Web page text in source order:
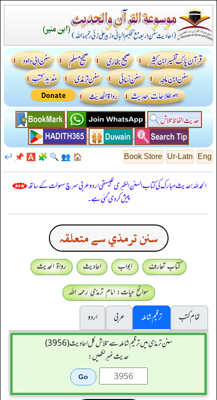
Eng
Ur-Latn
Book Store
🏠
👥
🔍
🧩
🅰️
📌
↩️
الحمدللہ! حدیث مبارک کی کتاب السنن الكبرى للبيهقي اردو عربی سرچ سہولت کے ساتھ
پیش کر دی گئی ہے۔
سنن ترمذي سے متعلقہ
کتاب تعارف ابواب احادیث
رواۃ الحدیث
سوانح حیات: امام ترمذی رحمہ اللہ
تمام کتب
ترقیم شاملہ عربی
اردو
سنن ترمذی میں ترقیم شاملہ سے تلاش کل احادیث (3956)
حدیث نمبر لکھیں: